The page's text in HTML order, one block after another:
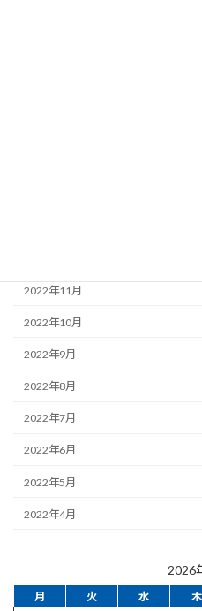
2022年11月
2022年10月
2022年9月
2022年8月
2022年7月
2022年6月
2022年5月
2022年4月
2026
月 火 水 木